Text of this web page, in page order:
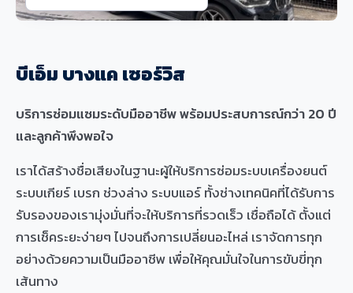
บีเอ็ม บางแค เซอร์วิส
บริการซ่อมแซมระดับมืออาชีพ พร้อมประสบการณ์กว่า 20 ปี
และลูกค้าพึงพอใจ
เราได้สร้างชื่อเสียงในฐานะผู้ให้บริการซ่อมระบบเครื่องยนต์
ระบบเกียร์ เบรก ช่วงล่าง ระบบแอร์ ทั้งช่างเทคนิคที่ได้รับการ
รับรองของเรามุ่งมั่นที่จะให้บริการที่รวดเร็ว เชื่อถือได้ ตั้งแต่
การเช็คระยะง่ายๆ ไปจนถึงการเปลี่ยนอะไหล่ เราจัดการทุก
อย่างด้วยความเป็นมืออาชีพ เพื่อให้คุณมั่นใจในการขับขี่ทุก
เส้นทาง